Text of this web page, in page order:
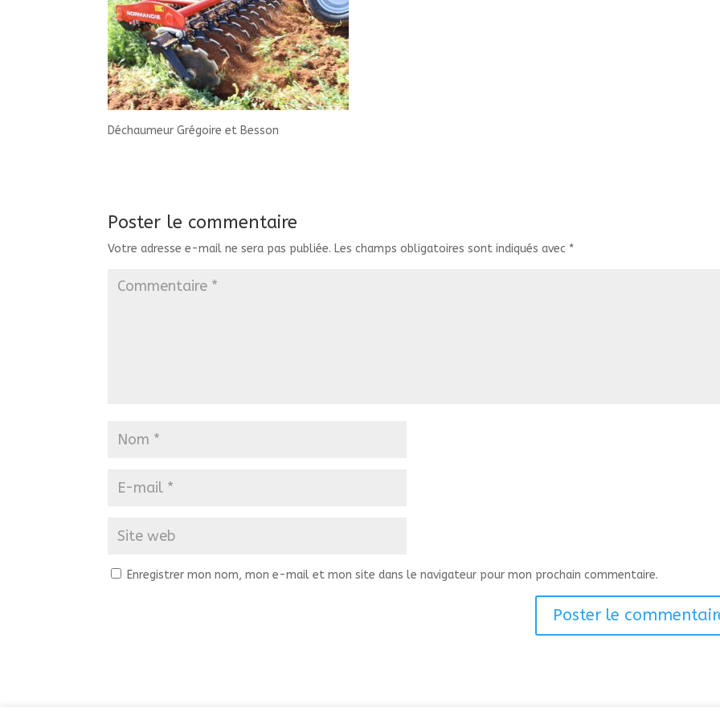
Déchaumeur Grégoire et Besson
Poster le commentaire
Votre adresse e-mail ne sera pas publiée. Les champs obligatoires sont indiqués avec *
Enregistrer mon nom, mon e-mail et mon site dans le navigateur pour mon prochain commentaire.